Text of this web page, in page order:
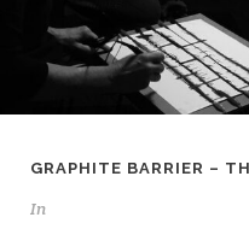
GRAPHITE BARRIER –
In